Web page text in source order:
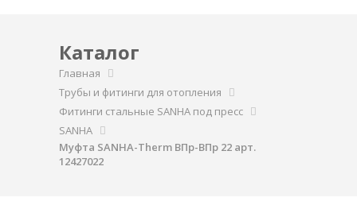
Каталог
Главная
Трубы и фитинги для отопления
Фитинги стальные SANHA под пресс
SANHA
Муфта SANHA-Therm ВПр-ВПр 22 арт.
12427022